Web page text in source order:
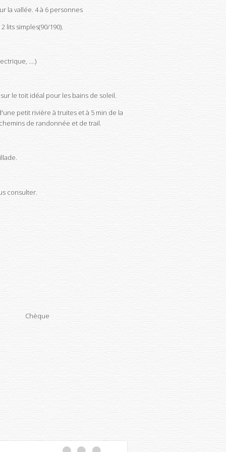
la vallée. 4 à 6 personnes
lits simples(90/190).
....)
le toit idéal pour les bains de soleil.
petit rivière à truites et à 5 min de la
de randonnée et de trail.
consulter.
Chèque